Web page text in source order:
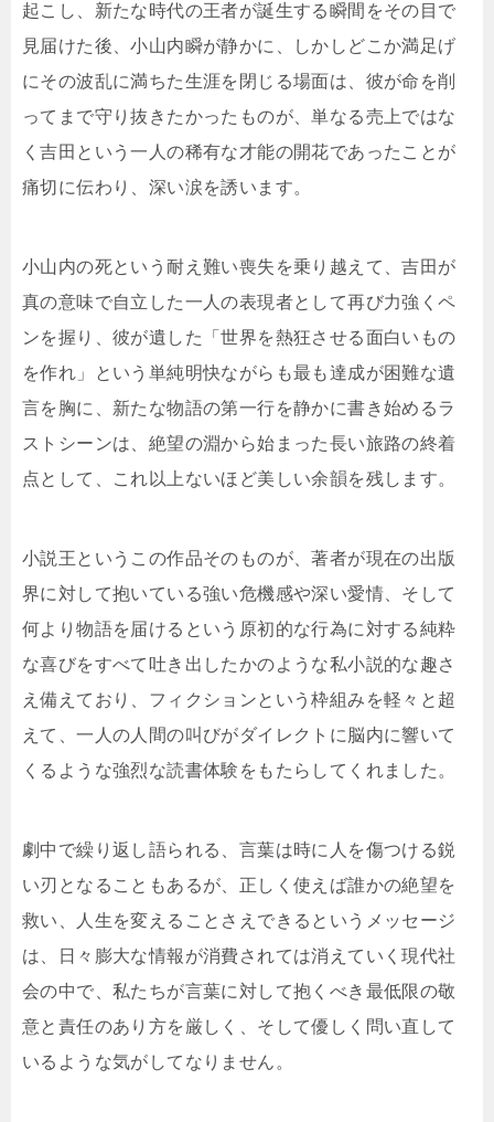
起こし、新たな時代の王者が誕生する瞬間をその目で
見届けた後、小山内瞬が静かに、しかしどこか満足げ
にその波乱に満ちた生涯を閉じる場面は、彼が命を削
ってまで守り抜きたかったものが、単なる売上ではな
く吉田という一人の稀有な才能の開花であったことが
痛切に伝わり、深い涙を誘います。
小山内の死という耐え難い喪失を乗り越えて、吉田が
真の意味で自立した一人の表現者として再び力強くペ
ンを握り、彼が遺した「世界を熱狂させる面白いもの
を作れ」という単純明快ながらも最も達成が困難な遺
言を胸に、新たな物語の第一行を静かに書き始めるラ
ストシーンは、絶望の淵から始まった長い旅路の終着
点として、これ以上ないほど美しい余韻を残します。
小説王というこの作品そのものが、著者が現在の出版
界に対して抱いている強い危機感や深い愛情、そして
何より物語を届けるという原初的な行為に対する純粋
な喜びをすべて吐き出したかのような私小説的な趣さ
え備えており、フィクションという枠組みを軽々と超
えて、一人の人間の叫びがダイレクトに脳内に響いて
くるような強烈な読書体験をもたらしてくれました。
劇中で繰り返し語られる、言葉は時に人を傷つける鋭
い刃となることもあるが、正しく使えば誰かの絶望を
救い、人生を変えることさえできるというメッセージ
は、日々膨大な情報が消費されては消えていく現代社
会の中で、私たちが言葉に対して抱くべき最低限の敬
意と責任のあり方を厳しく、そして優しく問い直して
いるような気がしてなりません。